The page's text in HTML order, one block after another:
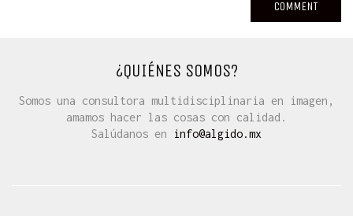
¿QUIÉNES SOMOS?
Somos una consultora multidisciplinaria en imagen,
amamos hacer las cosas con calidad.
Salúdanos en
info@algido.mx